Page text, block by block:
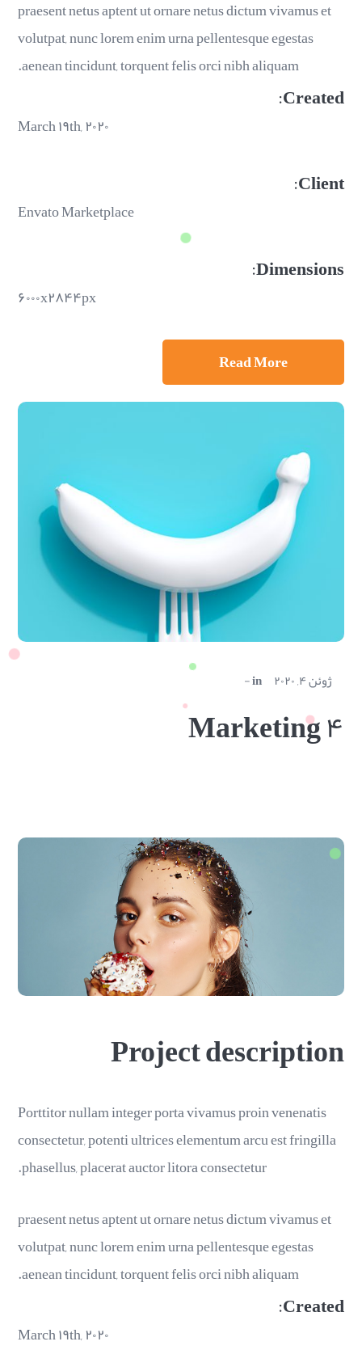
praesent netus aptent ut ornare netus dictum vivamus et
volutpat, nunc lorem enim urna pellentesque egestas
aenean tincidunt, torquent felis orci nibh aliquam.
Created:
March ۱۹th, ۲۰۲۰
Client:
Envato Marketplace
Dimensions:
۶۰۰۰x۲۸۴۴px
Read More
ژوئن ۴, ۲۰۲۰ in
Marketing ۴
Project description
Porttitor nullam integer porta vivamus proin venenatis
consectetur, potenti ultrices elementum arcu est fringilla
phasellus, placerat auctor litora consectetur.
praesent netus aptent ut ornare netus dictum vivamus et
volutpat, nunc lorem enim urna pellentesque egestas
aenean tincidunt, torquent felis orci nibh aliquam.
Created:
March ۱۹th, ۲۰۲۰